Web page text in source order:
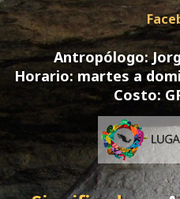
Antropólogo:
Horario: martes a
Costo: